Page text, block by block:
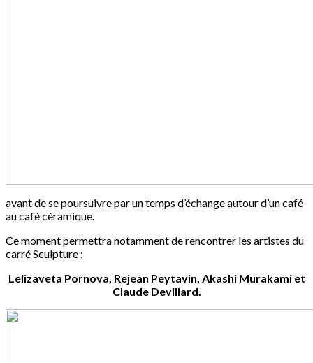
avant de se poursuivre par un temps d’échange autour d’un café
au café céramique.
Ce moment permettra notamment de rencontrer les artistes du
carré Sculpture :
Lelizaveta Pornova, Rejean Peytavin, Akashi Murakami et
Claude Devillard.